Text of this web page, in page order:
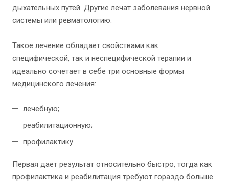
дыхательных путей. Другие лечат заболевания нервной
системы или ревматологию.
Такое лечение обладает свойствами как
специфической, так и неспецифической терапии и
идеально сочетает в себе три основные формы
медицинского лечения:
лечебную;
реабилитационную;
профилактику.
Первая дает результат относительно быстро, тогда как
профилактика и реабилитация требуют гораздо больше